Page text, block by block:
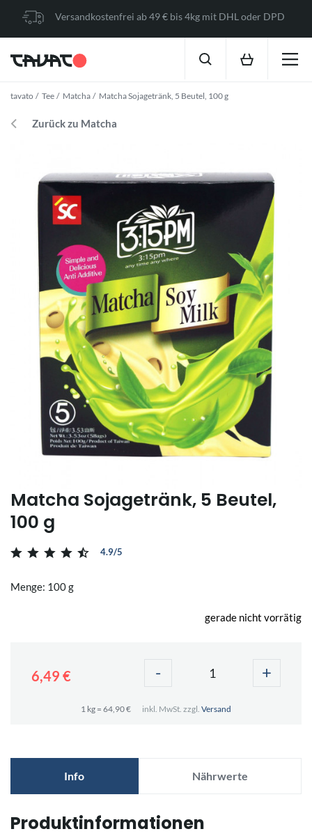
Versandkostenfrei ab 49 € bis 4kg mit DHL oder DPD
tavato Tee Matcha Matcha Sojagetränk, 5 Beutel, 100 g
Zurück zu Matcha
Matcha Sojagetränk, 5 Beutel,
100 g
4.9/5
Menge: 100 g
gerade nicht vorrätig
6,49 € - +
1 kg = 64,90 € inkl. MwSt. zzgl. Versand
Info Nährwerte
Produktinformationen